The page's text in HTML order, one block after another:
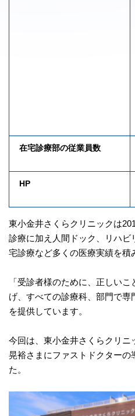
在宅診療部の従業員数
HP
東小金井さくらクリニックは
診療に加え人間ドック、リハビ
宅診療など多くの医療実績を積
「受診者様のために、正しい
げ、すべての診療科、部門で
を提供しています。
今回は、東小金井さくらクリ
晃裕さまにファストドクターの
た。